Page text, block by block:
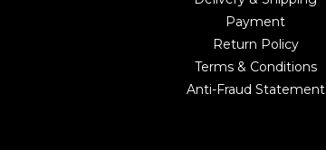
Payment
Return Policy
Terms & Conditions
Anti-Fraud Statement